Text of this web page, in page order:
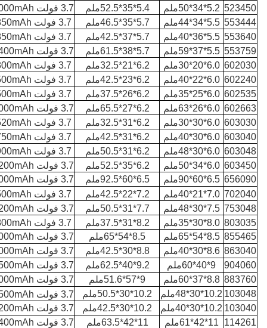
523450 5.2*34*50ملم 5.4*35*52.5ملم
3.7 فولت 1000mAh
553444 5.5*34*44ملم 5.7*35*46.5ملم
3.7 فولت 850mAh
553640 5.5*36*40ملم 5.7*37*42.5ملم
3.7 فولت 850mAh
553759 5.5*37*59ملم 5.7*38*61.5ملم
3.7 فولت 1400mAh
602030 6.0*20*30ملم 6.2*21*32.5ملم
3.7 فولت 300mAh
602240 6.0*22*40ملم 6.2*23*42.5ملم
3.7 فولت 500mAh
602535 6.0*25*35ملم 6.2*26*37.5ملم
3.7 فولت 500mAh
602663 6.0*26*63ملم 6.2*27*65.5ملم
3.7 فولت 1000mAh
603030 6.0*30*30ملم 6.2*31*32.5ملم
3.7 فولت 520mAh
603040 6.0*30*40ملم 6.2*31*42.5ملم
3.7 فولت 750mAh
603048 6.0*30*48ملم 6.2*31*50.5ملم
3.7 فولت 900mAh
603450 6.0*34*50ملم 6.2*35*52.5ملم
3.7 فولت 1200mAh
656090 6.5*60*90ملم 6.5*60*92.5ملم
3.7 فولت 5000mAh
702040 7.0*21*40ملم 7.2*22*42.5ملم
3.7 فولت 500mAh
753048 7.5*30*48ملم 7.7*31*50.5ملم
3.7 فولت 1200mAh
803035 8.0*30*35ملم 8.2*31*37.5ملم
3.7 فولت 800mAh
855465 8.5*54*65ملم 8.5*54*65ملم
3.7 فولت 4000mAh
863040 8.6*30*40ملم 8.8*30*42.5ملم
3.7 فولت 1000mAh
904060
9*40*60ملم 9.2*40*62.5ملم
3.7 فولت 2500mAh
883760 8.8*37*60ملم 9*57*51.6ملم
3.7 فولت 2000mAh
103048 10.2*30*48ملم 10.2*30*50.5ملم
3.7 فولت 1500mAh
103040 10.2*30*40ملم 10.2*30*42.5ملم
3.7 فولت 1200mAh
114261
11*42*61ملم 11*42*63.5ملم
3.7 فولت 3400mAh